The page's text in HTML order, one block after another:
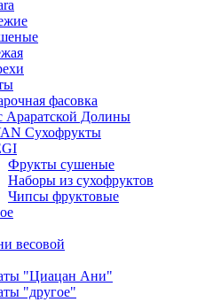
фасовка
Араратской Долины
Сухофрукты
Фрукты сушеные
Наборы из сухофруктов
Чипсы фруктовые
весовой
"Циацан Ани"
"другое"